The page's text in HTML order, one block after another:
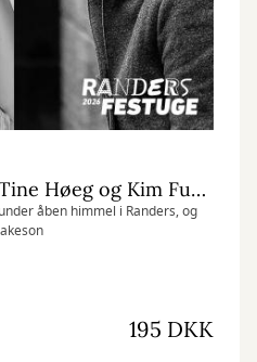
Forfattervandring - Tine Høeg og Kim Fupz Aakeson
åben himmel i Randers, og
195 DKK